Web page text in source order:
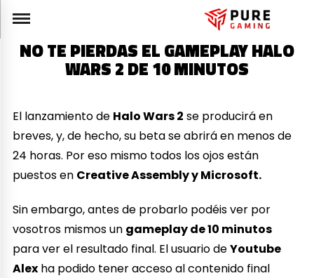
NO TE PIERDAS EL GAMEPLAY HALO
WARS 2 DE 10 MINUTOS
El lanzamiento de Halo Wars 2 se producirá en
breves, y, de hecho, su beta se abrirá en menos de
24 horas. Por eso mismo todos los ojos están
puestos en Creative Assembly y Microsoft.
Sin embargo, antes de probarlo podéis ver por
vosotros mismos un gameplay de 10 minutos
para ver el resultado final. El usuario deYoutube
Alex ha podido tener acceso al contenido final